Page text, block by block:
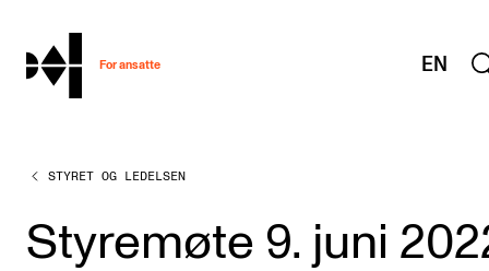
hjem
For ansatte EN
MITT ARBEIDSFORHOLD
Arbeidstid og lønn
Reiser og utveksling
STYRET OG LEDELSEN
Styremøte 9. juni